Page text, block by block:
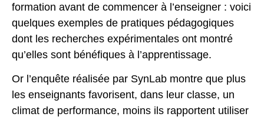
formation avant de commencer à l’enseigner : voici
quelques exemples de pratiques pédagogiques
dont les recherches expérimentales ont montré
qu’elles sont bénéfiques à l’apprentissage.
Or l’enquête réalisée par SynLab montre que plus
les enseignants favorisent, dans leur classe, un
climat de performance, moins ils rapportent utiliser